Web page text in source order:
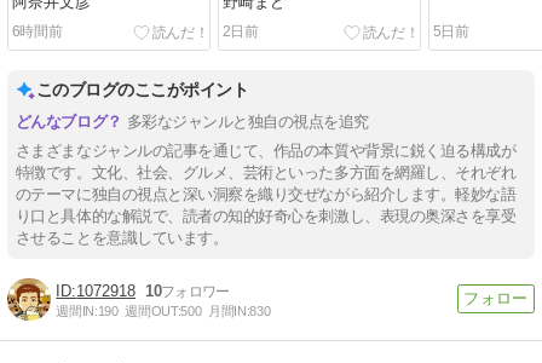
6時間前
2日前
5日前
このブログのここがポイント
多彩なジャンルと独自の視点を追究
さまざまなジャンルの記事を通じて、作品の本質や背景に鋭く迫る構成が
特徴です。文化、社会、グルメ、芸術といった多方面を網羅し、それぞれ
のテーマに独自の視点と深い洞察を織り交ぜながら紹介します。軽妙な語
り口と具体的な解説で、読者の知的好奇心を刺激し、表現の奥深さを享受
させることを意識しています。
1072918 10
週間IN:190 週間OUT:500 月間IN:830